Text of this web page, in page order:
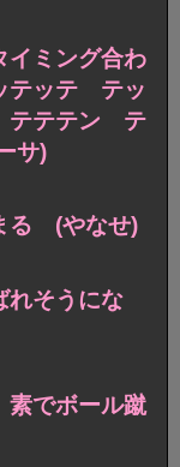
イミング合わ
テッテ テッ
テテテン テ
サ)
る (やなせ)
れそうにな
素でボール蹴